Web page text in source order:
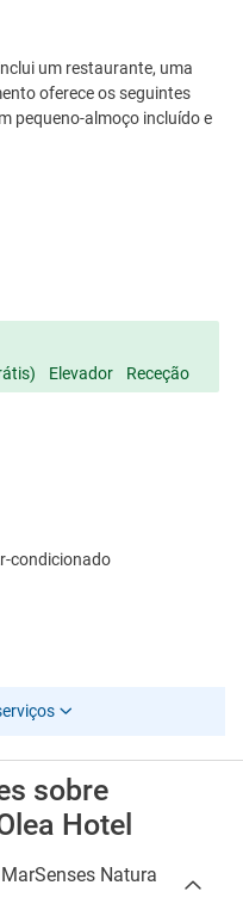
um restaurante, uma
oferece os seguintes
pequeno-almoço incluído e
Elevador Receção
condicionado
sobre
Hotel
Natura